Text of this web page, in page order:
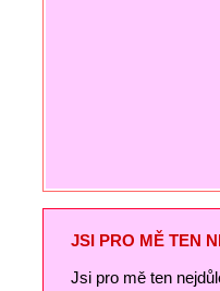
JSI PRO MĚ TEN
Jsi pro mě ten